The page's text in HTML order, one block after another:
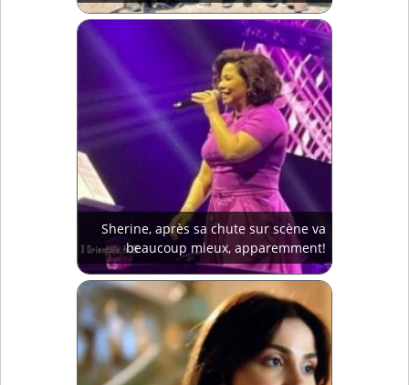
Sherine, après sa chute sur scène va
beaucoup mieux, apparemment!